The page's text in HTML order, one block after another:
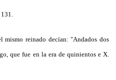
reinado decían: "Andados dos
que fue en la era de quinientos e X.